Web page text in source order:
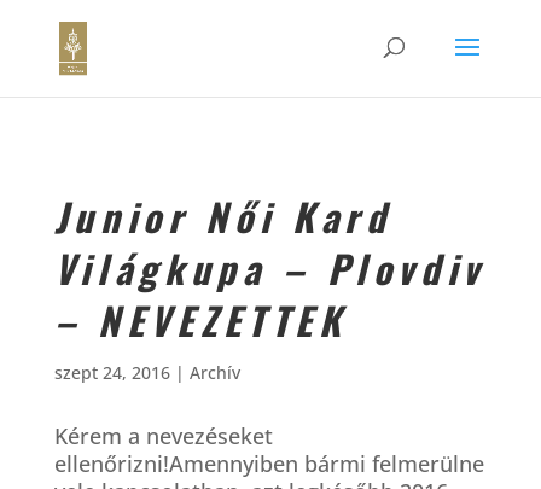
Junior Női Kard
Világkupa – Plovdiv
– NEVEZETTEK
szept 24, 2016| Archív
Kérem a nevezéseket
ellenőrizni!Amennyiben bármi felmerülne